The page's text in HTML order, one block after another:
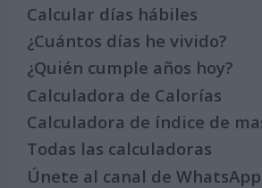
Calcular días hábiles
¿Cuántos días he vivido?
¿Quién cumple años hoy?
Calculadora de Calorías
Calculadora de índice de
Todas las calculadoras
Únete al canal de WhatsApp